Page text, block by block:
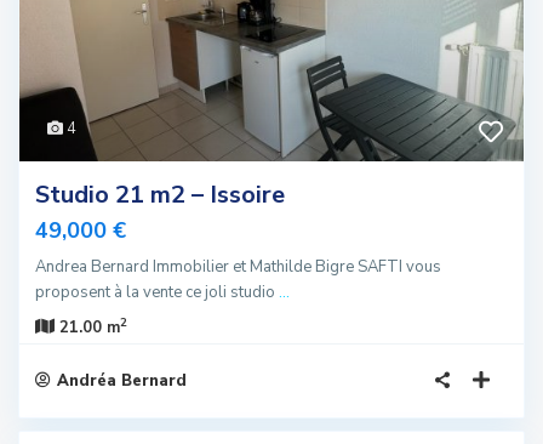
4
Studio 21 m2 – Issoire
49,000 €
Andrea Bernard Immobilier et Mathilde Bigre SAFTI vous
proposent à la vente ce joli studio ...
21.00 m2
Andréa Bernard